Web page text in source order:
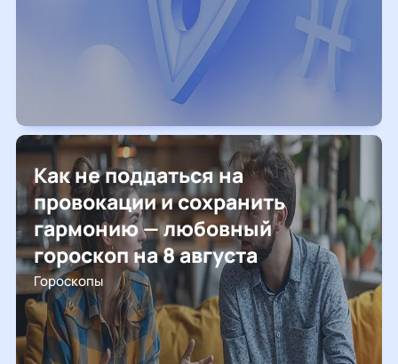
Как не поддаться на
провокации и сохранить
гармонию — любовный
гороскоп на 8 августа
Гороскопы